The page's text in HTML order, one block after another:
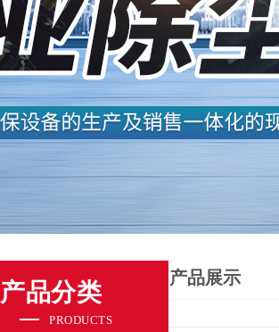
产品分类
PRODUCTS
产品展示